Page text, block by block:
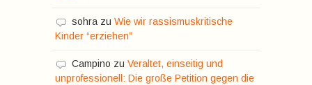
sohra zu Wie wir rassismuskritische
Kinder “erziehen”
Campino zu Veraltet, einseitig und
unprofessionell: Die große Petition gegen die